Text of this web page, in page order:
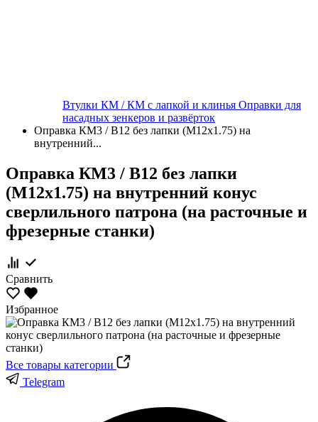
Втулки КМ / КМ с лапкой и клинья Оправки для
насадных зенкеров и развёрток
Оправка КМ3 / В12 без лапки (М12х1.75) на
внутренний...
Оправка КМ3 / В12 без лапки
(М12х1.75) на внутренний конус
сверлильного патрона (на расточные и
фрезерные станки)
Сравнить
Избранное
Все товары категории
Telegram